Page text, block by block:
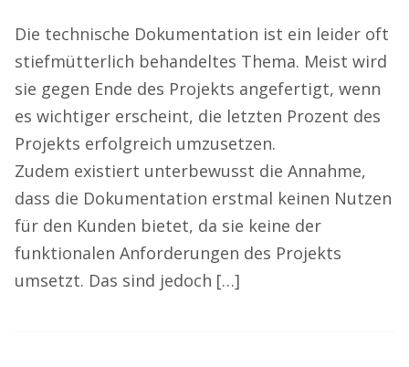
Die technische Dokumentation ist ein leider oft
stiefmütterlich behandeltes Thema. Meist wird
sie gegen Ende des Projekts angefertigt, wenn
es wichtiger erscheint, die letzten Prozent des
Projekts erfolgreich umzusetzen.
Zudem existiert unterbewusst die Annahme,
dass die Dokumentation erstmal keinen Nutzen
für den Kunden bietet, da sie keine der
funktionalen Anforderungen des Projekts
umsetzt. Das sind jedoch […]